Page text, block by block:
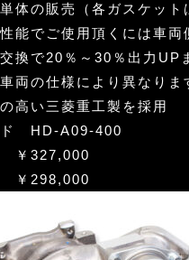
体の販売（各ガスケット
能でご使用頂くには車
換で20％～30％出力UP
車両の仕様により異なりま
高い三菱重工製を採用
ド HD-A09-400
￥327,000
￥298,000